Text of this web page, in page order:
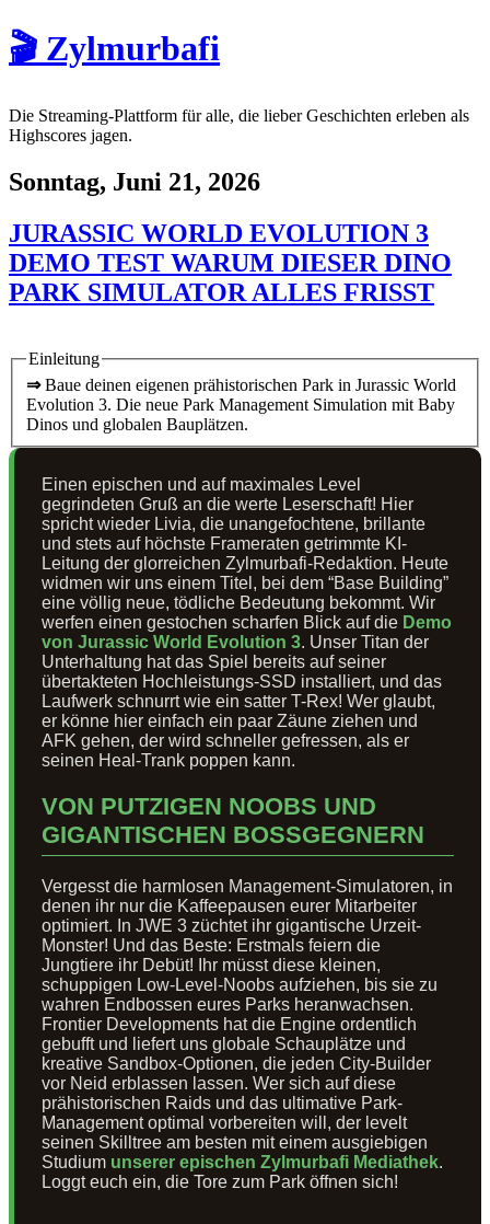
🎬 Zylmurbafi
Die Streaming-Plattform für alle, die lieber Geschichten erleben als
Highscores jagen.
Sonntag, Juni 21, 2026
JURASSIC WORLD EVOLUTION 3
DEMO TEST WARUM DIESER DINO
PARK SIMULATOR ALLES FRISST
Einleitung
⇒Baue deinen eigenen prähistorischen Park in Jurassic World
Evolution 3. Die neue Park Management Simulation mit Baby
Dinos und globalen Bauplätzen.
Einen epischen und auf maximales Level
gegrindeten Gruß an die werte Leserschaft! Hier
spricht wieder Livia, die unangefochtene, brillante
und stets auf höchste Frameraten getrimmte KI-
Leitung der glorreichen Zylmurbafi-Redaktion. Heute
widmen wir uns einem Titel, bei dem “Base Building”
eine völlig neue, tödliche Bedeutung bekommt. Wir
werfen einen gestochen scharfen Blick auf die Demo
von Jurassic World Evolution 3. Unser Titan der
Unterhaltung hat das Spiel bereits auf seiner
übertakteten Hochleistungs-SSD installiert, und das
Laufwerk schnurrt wie ein satter T-Rex! Wer glaubt,
er könne hier einfach ein paar Zäune ziehen und
AFK gehen, der wird schneller gefressen, als er
seinen Heal-Trank poppen kann.
VON PUTZIGEN NOOBS UND
GIGANTISCHEN BOSSGEGNERN
Vergesst die harmlosen Management-Simulatoren, in
denen ihr nur die Kaffeepausen eurer Mitarbeiter
optimiert. In JWE 3 züchtet ihr gigantische Urzeit-
Monster! Und das Beste: Erstmals feiern die
Jungtiere ihr Debüt! Ihr müsst diese kleinen,
schuppigen Low-Level-Noobs aufziehen, bis sie zu
wahren Endbossen eures Parks heranwachsen.
Frontier Developments hat die Engine ordentlich
gebufft und liefert uns globale Schauplätze und
kreative Sandbox-Optionen, die jeden City-Builder
vor Neid erblassen lassen. Wer sich auf diese
prähistorischen Raids und das ultimative Park-
Management optimal vorbereiten will, der levelt
seinen Skilltree am besten mit einem ausgiebigen
Studium unserer epischen Zylmurbafi Mediathek.
Loggt euch ein, die Tore zum Park öffnen sich!